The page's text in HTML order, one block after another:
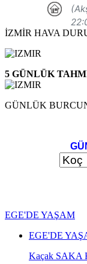
İZMİR HAVA
5 GÜNLÜK
GÜNLÜK
EGE'DE YAŞAM
EGE'DE
Kaçak SAKA